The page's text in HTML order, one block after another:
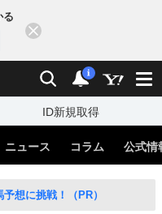
る
検索 通知
i
ID新規取得
ニュース コラム 公式情
想に挑戦！（PR）